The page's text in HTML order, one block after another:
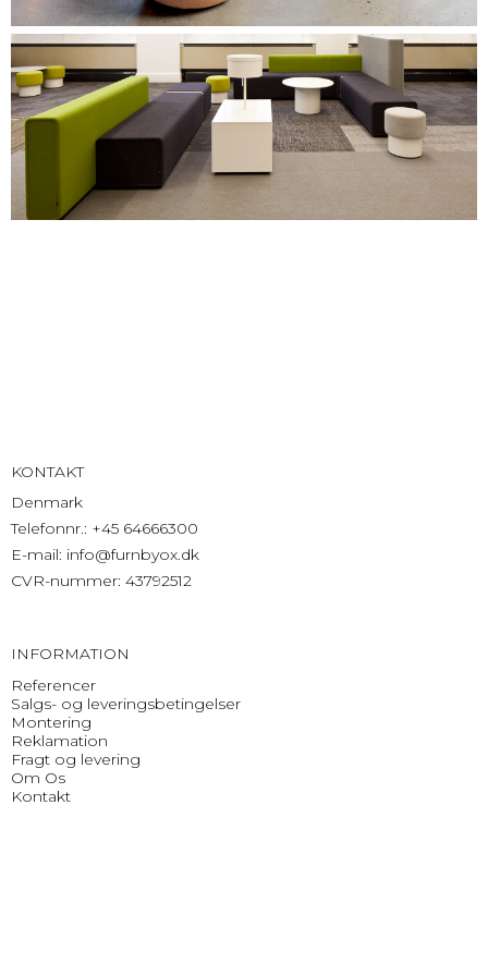
KONTAKT
Denmark
Telefonnr.: +45 64666300
E-mail: info@furnbyox.dk
CVR-nummer: 43792512
INFORMATION
Referencer
Salgs- og leveringsbetingelser
Montering
Reklamation
Fragt og levering
Om Os
Kontakt